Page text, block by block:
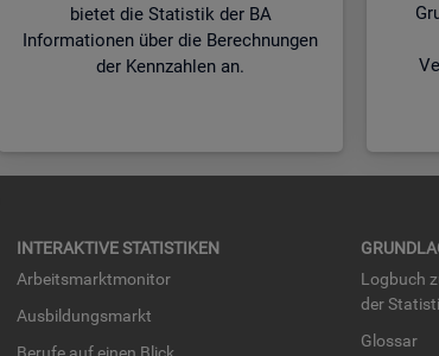
bietet die Statistik der BA
Informationen über die Berechnungen
der Kennzahlen an.
IN­TER­AK­TI­VE STA­TIS­TI­KEN
Ar­beits­markt­mo­ni­tor
Aus­bil­dungs­markt
Log­buch
der
Glos­sar